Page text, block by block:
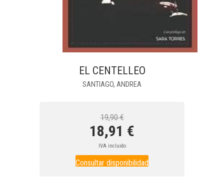
EL CENTELLEO
SANTIAGO, ANDREA
19,90 €
18,91 €
IVA incluido
Consultar disponibilidad